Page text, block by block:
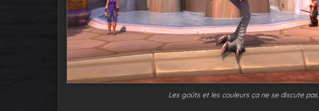
Les goûts et les couleurs ça ne se discute pas.